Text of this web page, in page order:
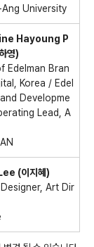
University
Hayoung P
영)
Edelman Bran
Korea / Edel
Developme
Lead, A
(이지혜)
Art Dir